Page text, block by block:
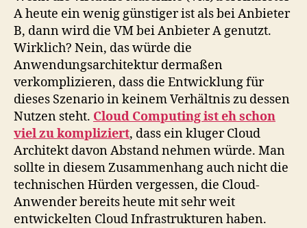
A heute ein wenig günstiger ist als bei Anbieter
B, dann wird die VM bei Anbieter A genutzt.
Wirklich? Nein, das würde die
Anwendungsarchitektur dermaßen
verkomplizieren, dass die Entwicklung für
dieses Szenario in keinem Verhältnis zu dessen
Nutzen steht. Cloud Computing ist eh schon
viel zu kompliziert, dass ein kluger Cloud
Architekt davon Abstand nehmen würde. Man
sollte in diesem Zusammenhang auch nicht die
technischen Hürden vergessen, die Cloud-
Anwender bereits heute mit sehr weit
entwickelten Cloud Infrastrukturen haben.